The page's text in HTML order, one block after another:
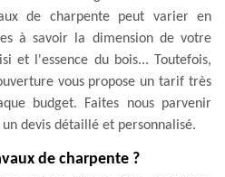
de charpente peut varier en
à savoir la dimension de votre
et l'essence du bois... Toutefois,
vous propose un tarif très
budget. Faites nous parvenir
devis détaillé et personnalisé.
de charpente ?